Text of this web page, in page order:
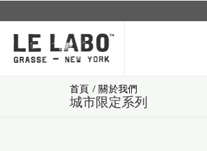
首頁 / 關於我們
城市限定系列